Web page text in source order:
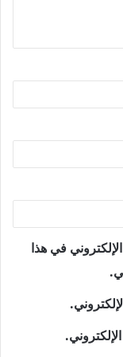
في هذا